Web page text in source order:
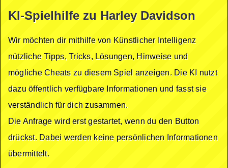
KI-Spielhilfe zu Harley Davidson
Wir möchten dir mithilfe von Künstlicher Intelligenz
nützliche Tipps, Tricks, Lösungen, Hinweise und
mögliche Cheats zu diesem Spiel anzeigen. Die KI nutzt
dazu öffentlich verfügbare Informationen und fasst sie
verständlich für dich zusammen.
Die Anfrage wird erst gestartet, wenn du den Button
drückst. Dabei werden keine persönlichen Informationen
übermittelt.